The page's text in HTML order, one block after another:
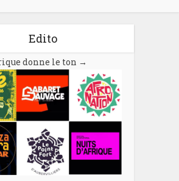
Edito
donne le ton →